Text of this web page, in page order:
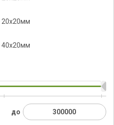
20х20мм
40х20мм
до